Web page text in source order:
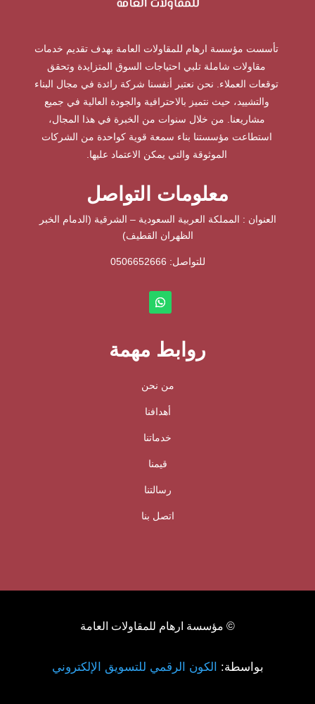
تأسست مؤسسة ارهام للمقاولات العامة بهدف تقديم خدمات
مقاولات شاملة تلبي احتياجات السوق المتزايدة وتحقق
توقعات العملاء. نحن نعتبر أنفسنا شركة رائدة في مجال البناء
والتشييد، حيث نتميز بالاحترافية والجودة العالية في جميع
مشاريعنا. من خلال سنوات من الخبرة في هذا المجال،
استطاعت مؤسستنا بناء سمعة قوية كواحدة من الشركات
الموثوقة والتي يمكن الاعتماد عليها.
معلومات التواصل
العنوان : المملكة العربية السعودية – الشرقية (الدمام الخبر
الظهران القطيف)
للتواصل: ⁦ 0506652666
روابط مهمة
من نحن
أهدافنا
خدماتنا
قيمنا
رسالتنا
اتصل بنا
© مؤسسة ارهام للمقاولات العامة
بواسطة: الكون الرقمي للتسويق الإلكتروني